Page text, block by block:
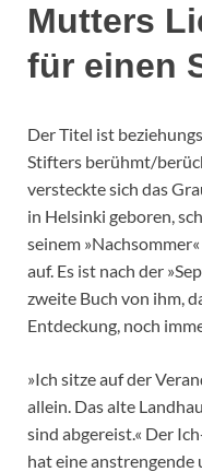
Mutters
für einen
Der Titel ist
Stifters berühmt/
versteckte sich das
in Helsinki geboren,
seinem
auf. Es ist nach der
zweite Buch von ihm,
Entdeckung, noch
»Ich sitze auf der
allein. Das alte
sind abgereist.« Der
hat eine